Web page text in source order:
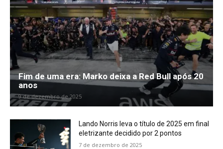
Fim de uma era: Marko deixa a Red Bull após 20
anos
9 de dezembro de 2025
Lando Norris leva o título de 2025 em final
eletrizante decidido por 2 pontos
7 de dezembro de 2025